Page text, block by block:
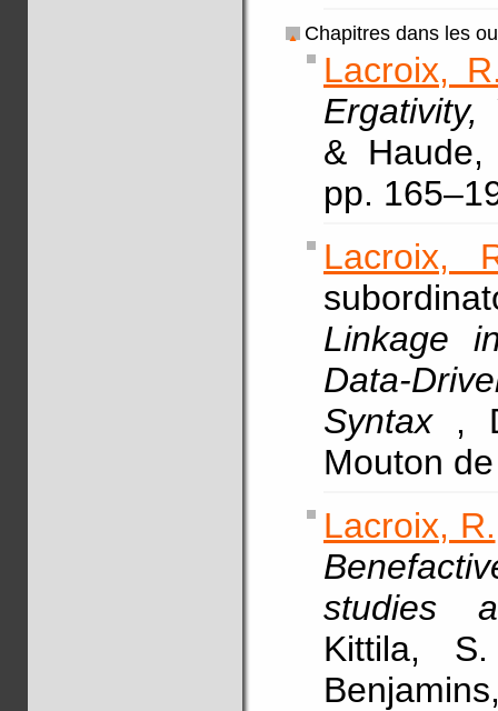
Chapitres dans les
Lacroix,
Ergativity,
&
pp.
Lacroix,
Linkage
Data-
Syntax ,
Mouton
Lacroix, R.
studies
Kittila,